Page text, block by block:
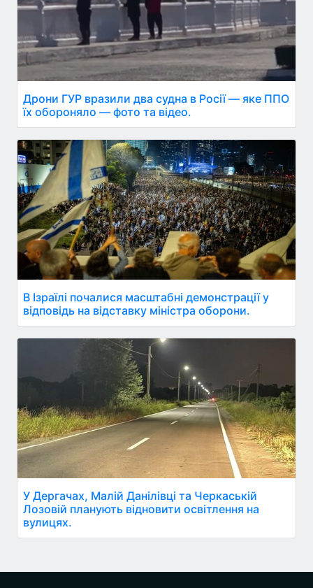
Дрони ГУР вразили два судна в Росії — яке ППО
їх обороняло — фото та відео.
В Ізраїлі почалися масштабні демонстрації у
відповідь на відставку міністра оборони.
У Дергачах, Малій Данілівці та Черкаській
Лозовій планують відновити освітлення на
вулицях.